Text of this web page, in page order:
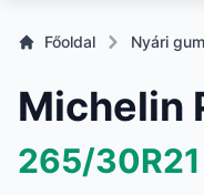
Főoldal Nyári
Michelin
265/30R21